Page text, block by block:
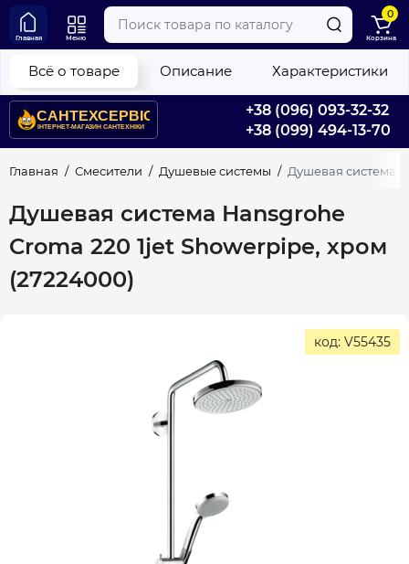
+38 (096) 093-32-32
+38 (099) 494-13-70
Главная Меню
0
Корзина
Главная Смесители Душевые системы Душевая система
Душевая система Hansgrohe
Croma 220 1jet Showerpipe, хром
(27224000)
Всё о товаре Описание Характеристики
код: V55435